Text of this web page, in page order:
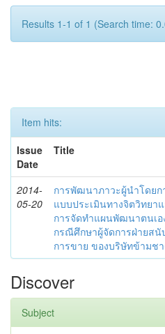
Results 1-1 of 1 (Search time:
Item hits:
Issue
Date
Title
2014-
05-20
การพัฒนาภาวะผู้นำโดยก
แบบประเมินทางจิตวิทยา
การจัดทำแผนพัฒนาตนเอ
กรณีศึกษาผู้จัดการฝ่ายส
การขาย ของบริษัทข้ามช
Discover
Subject